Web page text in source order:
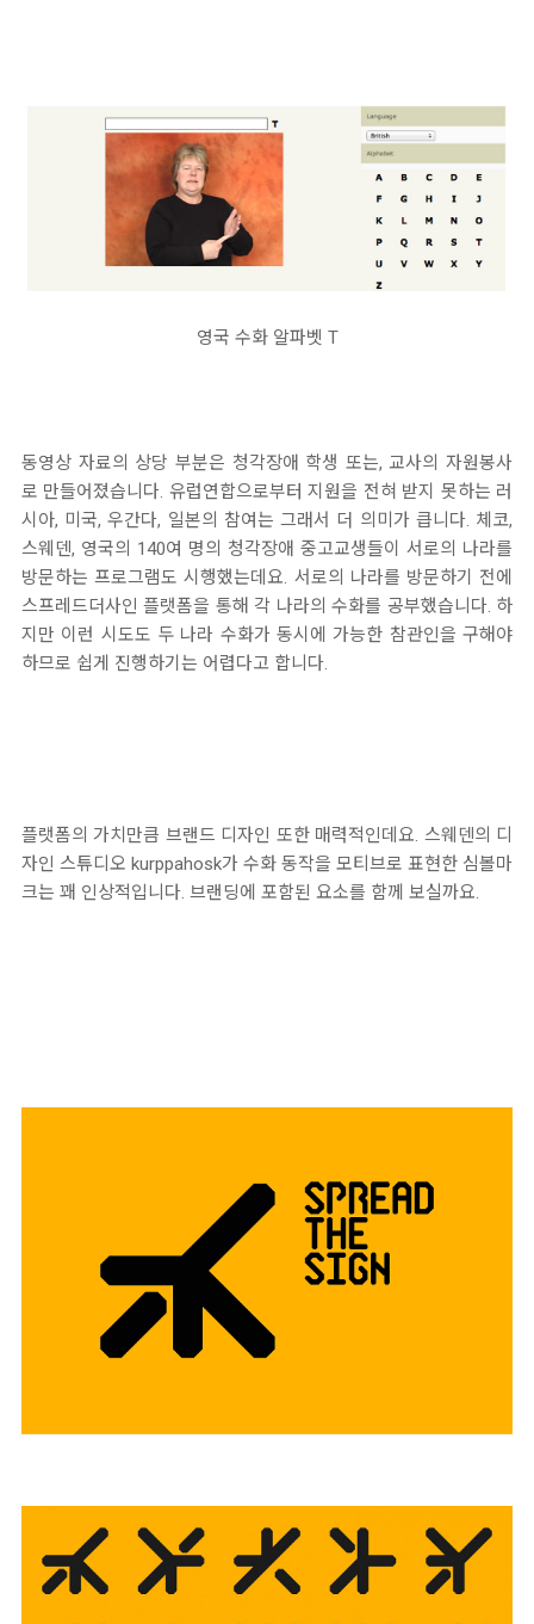
영국 수화 알파벳 T
동영상 자료의 상당 부분은 청각장애 학생 또는, 교사의 자원봉사
로 만들어졌습니다. 유럽연합으로부터 지원을 전혀 받지 못하는 러
시아, 미국, 우간다, 일본의 참여는 그래서 더 의미가 큽니다. 체코,
스웨덴, 영국의 140여 명의 청각장애 중고교생들이 서로의 나라를
방문하는 프로그램도 시행했는데요. 서로의 나라를 방문하기 전에
스프레드더사인 플랫폼을 통해 각 나라의 수화를 공부했습니다. 하
지만 이런 시도도 두 나라 수화가 동시에 가능한 참관인을 구해야
하므로 쉽게 진행하기는 어렵다고 합니다.
플랫폼의 가치만큼 브랜드 디자인 또한 매력적인데요. 스웨덴의 디
자인 스튜디오 kurppahosk가 수화 동작을 모티브로 표현한 심볼마
크는 꽤 인상적입니다. 브랜딩에 포함된 요소를 함께 보실까요.